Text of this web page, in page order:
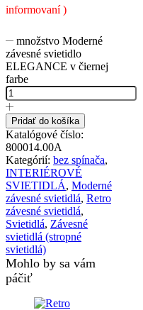
informovaní )
množstvo Moderné
závesné svietidlo
ELEGANCE v čiernej
farbe
Pridať do košíka
Katalógové číslo:
800014.00A
Kategórií: bez spínača,
INTERIÉROVÉ
SVIETIDLÁ, Moderné
závesné svietidlá, Retro
závesné svietidlá,
Svietidlá, Závesné
svietidlá (stropné
svietidlá)
Mohlo by sa vám
páčiť